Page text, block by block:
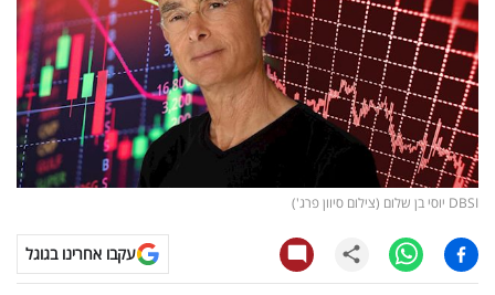
רכילות
עסקית
קריפטו
ויראלי
עסקי
DBSI יוסי בן שלום (צילום סיוון פרג')
עקבו אחרינו בגוגל